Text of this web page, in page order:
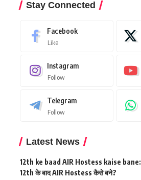
Stay Connected
Facebook
Like
Instagram
Follow
Telegram
Follow
Latest News
12th ke baad AIR Hostess kaise bane:
12th के बाद AIR Hostess कैसे बने?